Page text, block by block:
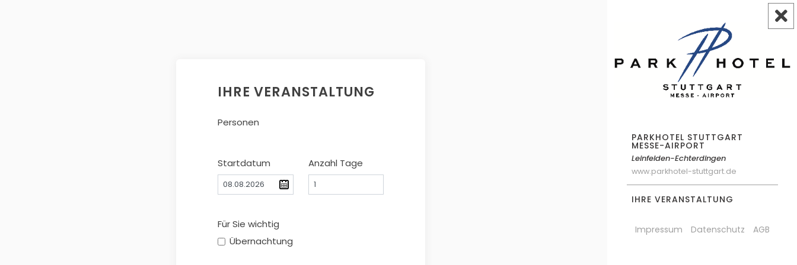
IHRE VERANSTALTUNG
Personen
Startdatum Anzahl Tage
Für Sie wichtig
Übernachtung
PARKHOTEL STUTTGART
MESSE-AIRPORT
Leinfelden-Echterdingen
www.parkhotel-stuttgart.de
IHRE VERANSTALTUNG
Impressum Datenschutz AGB